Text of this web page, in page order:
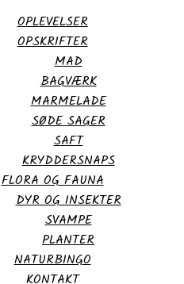
OPLEVELSER
OPSKRIFTER
MAD
BAGVÆRK
MARMELADE
SØDE SAGER
SAFT
KRYDDERSNAPS
FLORA OG FAUNA
DYR OG INSEKTER
SVAMPE
PLANTER
NATURBINGO
KONTAKT